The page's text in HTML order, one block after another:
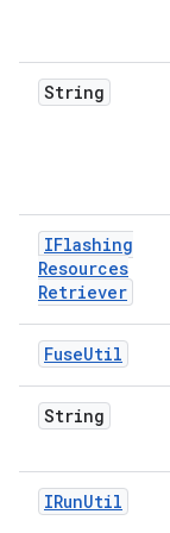
String
IFlashing
Resources
Retriever
FuseUtil
String
IRunUtil